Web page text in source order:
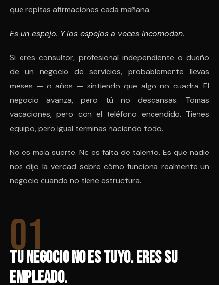
que repitas afirmaciones cada mañana.
Es un espejo. Y los espejos a veces incomodan.
Si eres consultor, profesional independiente o dueño
de un negocio de servicios, probablemente llevas
meses — o años — sintiendo que algo no cuadra. El
negocio avanza, pero tú no descansas. Tomas
vacaciones, pero con el teléfono encendido. Tienes
equipo, pero igual terminas haciendo todo.
No es mala suerte. No es falta de talento. Es que nadie
nos dijo la verdad sobre cómo funciona realmente un
negocio cuando no tiene estructura.
01
Tu negocio no es tuyo. Eres su
empleado.